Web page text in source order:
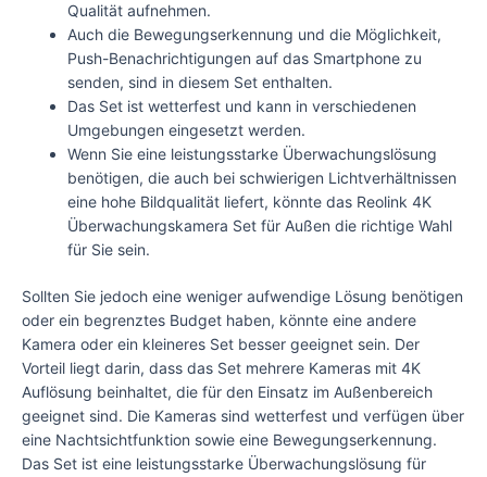
Qualität aufnehmen.
Auch die Bewegungserkennung und die Möglichkeit,
Push-Benachrichtigungen auf das Smartphone zu
senden, sind in diesem Set enthalten.
Das Set ist wetterfest und kann in verschiedenen
Umgebungen eingesetzt werden.
Wenn Sie eine leistungsstarke Überwachungslösung
benötigen, die auch bei schwierigen Lichtverhältnissen
eine hohe Bildqualität liefert, könnte das Reolink 4K
Überwachungskamera Set für Außen die richtige Wahl
für Sie sein.
Sollten Sie jedoch eine weniger aufwendige Lösung benötigen
oder ein begrenztes Budget haben, könnte eine andere
Kamera oder ein kleineres Set besser geeignet sein. Der
Vorteil liegt darin, dass das Set mehrere Kameras mit 4K
Auflösung beinhaltet, die für den Einsatz im Außenbereich
geeignet sind. Die Kameras sind wetterfest und verfügen über
eine Nachtsichtfunktion sowie eine Bewegungserkennung.
Das Set ist eine leistungsstarke Überwachungslösung für